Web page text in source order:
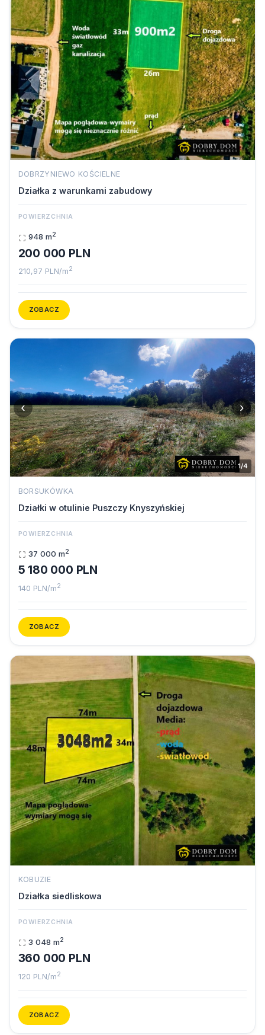
DOBRZYNIEWO KOŚCIELNE
Działka z warunkami zabudowy
POWIERZCHNIA
948 m2
200 000 PLN
210,97 PLN/m2
ZOBACZ
‹ ›
1/4
BORSUKÓWKA
Działki w otulinie Puszczy Knyszyńskiej
POWIERZCHNIA
37 000 m2
5 180 000 PLN
140 PLN/m2
ZOBACZ
KOBUZIE
Działka siedliskowa
POWIERZCHNIA
3 048 m2
360 000 PLN
120 PLN/m2
ZOBACZ